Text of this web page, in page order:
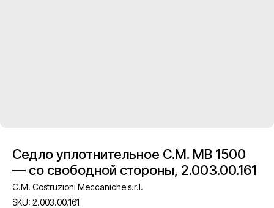
Седло уплотнительное C.M. MB 1500
— со свободной стороны, 2.003.00.161
C.M. Costruzioni Meccaniche s.r.l.
SKU: 2.003.00.161